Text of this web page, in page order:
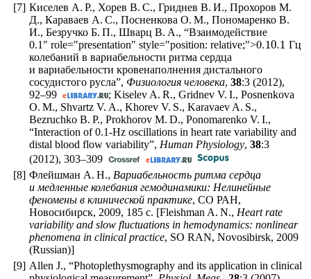
[7] Киселев А. Р., Хорев В. С., Гриднев В. И., Прохоров М.
Д., Караваев А. С., Посненкова О. М., Пономаренко В.
И., Безручко Б. П., Шварц В. А., “Взаимодействие
0.1 " role="presentation" style="position: relative;">0.10.1 Гц
колебаний в вариабельности ритма сердца
и вариабельности кровенаполнения дистального
сосудистого русла”, Физиология человека, 38:3 (2012),
92–99
; Kiselev A. R., Gridnev V. I., Posnenkova
O. M., Shvartz V. A., Khorev V. S., Karavaev A. S.,
Bezruchko B. P., Prokhorov M. D., Ponomarenko V. I.,
“Interaction of 0.1-Hz oscillations in heart rate variability and
distal blood flow variability”, Human Physiology, 38:3
(2012), 303–309
[8] Флейшман А. Н., Вариабельность ритма сердца
и медленные колебания гемодинамики: Нелинейные
феномены в клинической практике, СО РАН,
Новосибирск, 2009, 185 с. [Fleishman A. N., Heart rate
variability and slow fluctuations in hemodynamics: nonlinear
phenomena in clinical practice, SO RAN, Novosibirsk, 2009
(Russian)]
[9] Allen J., “Photoplethysmography and its application in clinical